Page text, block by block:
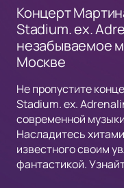
Концерт
Stadium. ex.
незабываемое
Москве
Не пропустите
Stadium. ex.
современной
Насладитесь
известного своим
фантастикой.